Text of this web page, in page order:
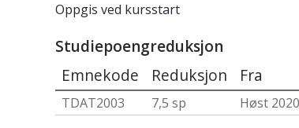
Oppgis ved kursstart
Studiepoengreduksjon
Emnekode Reduksjon Fra
TDAT2003 7,5 sp
Høst 2020